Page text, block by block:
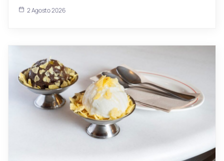
2 Agosto 2026